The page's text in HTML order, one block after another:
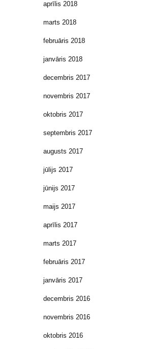
aprīlis 2018
marts 2018
februāris 2018
janvāris 2018
decembris 2017
novembris 2017
oktobris 2017
septembris 2017
augusts 2017
jūlijs 2017
jūnijs 2017
maijs 2017
aprīlis 2017
marts 2017
februāris 2017
janvāris 2017
decembris 2016
novembris 2016
oktobris 2016